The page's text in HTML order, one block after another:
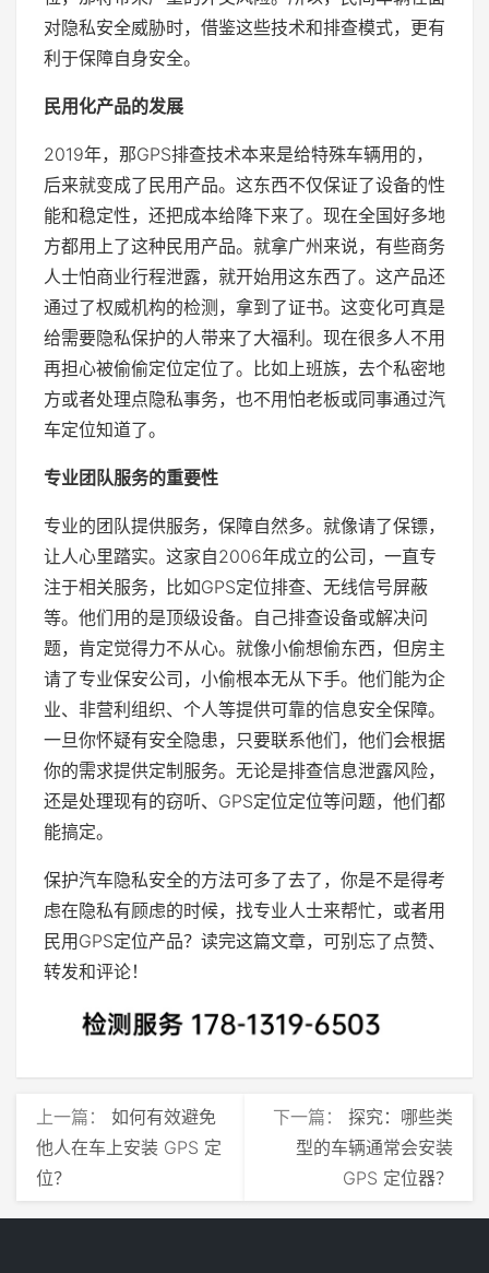
对隐私安全威胁时，借鉴这些技术和排查模式，更有
利于保障自身安全。
民用化产品的发展
2019年，那GPS排查技术本来是给特殊车辆用的，
后来就变成了民用产品。这东西不仅保证了设备的性
能和稳定性，还把成本给降下来了。现在全国好多地
方都用上了这种民用产品。就拿广州来说，有些商务
人士怕商业行程泄露，就开始用这东西了。这产品还
通过了权威机构的检测，拿到了证书。这变化可真是
给需要隐私保护的人带来了大福利。现在很多人不用
再担心被偷偷定位定位了。比如上班族，去个私密地
方或者处理点隐私事务，也不用怕老板或同事通过汽
车定位知道了。
专业团队服务的重要性
专业的团队提供服务，保障自然多。就像请了保镖，
让人心里踏实。这家自2006年成立的公司，一直专
注于相关服务，比如GPS定位排查、无线信号屏蔽
等。他们用的是顶级设备。自己排查设备或解决问
题，肯定觉得力不从心。就像小偷想偷东西，但房主
请了专业保安公司，小偷根本无从下手。他们能为企
业、非营利组织、个人等提供可靠的信息安全保障。
一旦你怀疑有安全隐患，只要联系他们，他们会根据
你的需求提供定制服务。无论是排查信息泄露风险，
还是处理现有的窃听、GPS定位定位等问题，他们都
能搞定。
保护汽车隐私安全的方法可多了去了，你是不是得考
虑在隐私有顾虑的时候，找专业人士来帮忙，或者用
民用GPS定位产品？读完这篇文章，可别忘了点赞、
转发和评论！
上一篇： 如何有效避免
他人在车上安装 GPS 定
位？
下一篇： 探究：哪些类
型的车辆通常会安装
GPS 定位器？